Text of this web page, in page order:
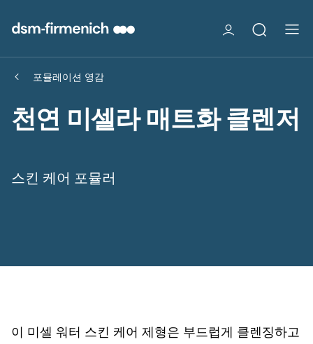
포뮬레이션 영감
천연 미셀라 매트화 클렌저
스킨 케어 포뮬러
이 미셀 워터 스킨 케어 제형은 부드럽게 클렌징하고